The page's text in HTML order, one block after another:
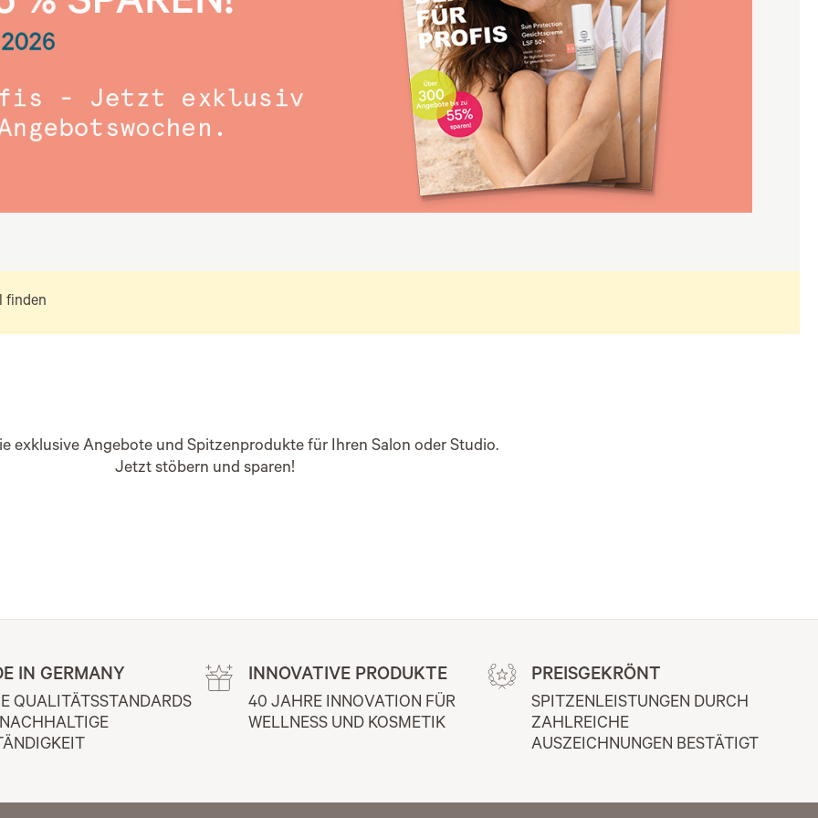
finden
exklusive Angebote und Spitzenprodukte für Ihren Salon oder Studio.
Jetzt stöbern und sparen!
IN GERMANY
QUALITÄTSSTANDARDS
INNOVATIVE PRODUKTE
40 JAHRE INNOVATION FÜR
WELLNESS UND KOSMETIK
PREISGEKRÖNT
SPITZENLEISTUNGEN DURCH
ZAHLREICHE
AUSZEICHNUNGEN BESTÄTIGT